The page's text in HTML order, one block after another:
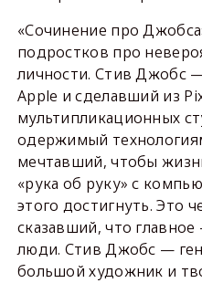
«Сочинение про
подростков про
личности. Стив Джобс
Apple и сделавший из
мультипликационных
одержимый
мечтавший, чтобы
«рука об руку» с
этого достигнуть. Это
сказавший, что
люди. Стив Джобс —
большой художник и